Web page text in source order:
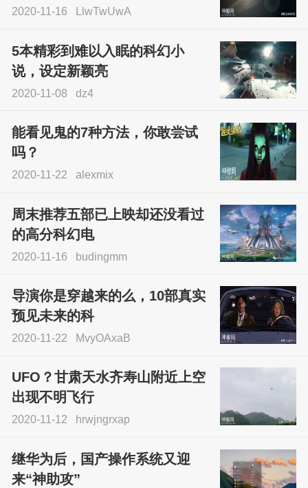
2020-11-16 LlwTwUwA
5本精彩到难以入眠的科幻小
说，设定新颖亮
2020-11-08 dz4
能看见鬼的7种方法，你敢尝试
吗？
2020-11-22 alexmix
周末推荐五部已上映却还没看过
的高分科幻电
2020-11-16 budingmm
导演你是穿越来的么，10部真实
预见未来的科
2020-11-22 MvyOAxaB
UFO？甘肃天水齐寿山附近上空
出现不明飞行
2020-11-12 hrwjngrxap
继华为后，国产操作系统又迎
来“神助攻”